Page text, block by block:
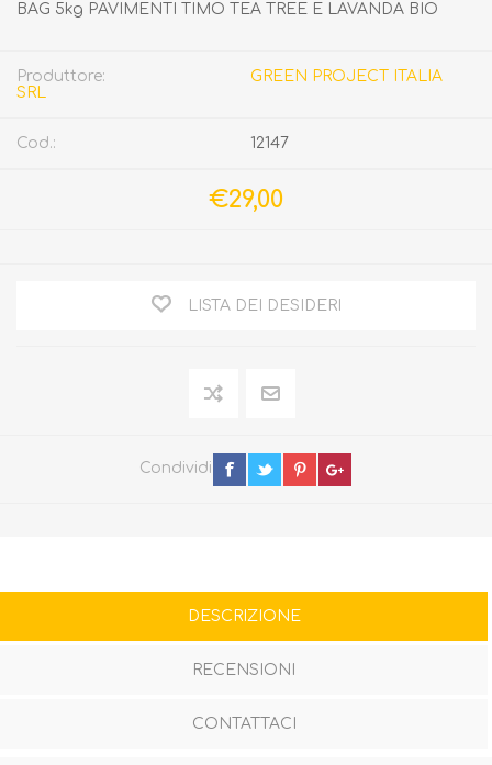
BAG 5kg PAVIMENTI TIMO TEA TREE E LAVANDA BIO
Produttore:
GREEN PROJECT ITALIA
SRL
Cod.: 12147
€29,00
LISTA DEI DESIDERI
Condividi
DESCRIZIONE
RECENSIONI
CONTATTACI